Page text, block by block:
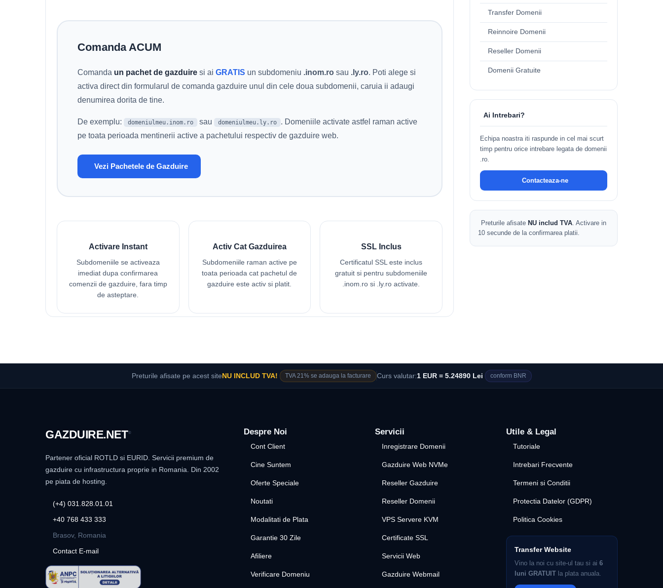
Comanda ACUM
Comanda un pachet de gazduiresi ai GRATIS un subdomeniu .inom.rosau .ly.ro. Poti alege si
activa direct din formularul de comanda gazduire unul din cele doua subdomenii, caruia ii adaugi
denumirea dorita de tine.
De exemplu: domeniulmeu.inom.ro sau domeniulmeu.ly.ro
. Domeniile activate astfel raman active
pe toata perioada mentinerii active a pachetului respectiv de gazduire web.
Vezi Pachetele de Gazduire
Activare Instant
Subdomeniile se activeaza
imediat dupa confirmarea
comenzii de gazduire, fara timp
de asteptare.
Activ Cat Gazduirea
Subdomeniile raman active pe
toata perioada cat pachetul de
gazduire este activ si platit.
SSL Inclus
Certificatul SSL este inclus
gratuit si pentru subdomeniile
.inom.ro si .ly.ro activate.
Transfer Domenii
Reinnoire Domenii
Reseller Domenii
Domenii Gratuite
Ai Intrebari?
Echipa noastra iti raspunde in cel mai scurt
timp pentru orice intrebare legata de domenii
.ro.
Contacteaza-ne
Preturile afisate NU includ TVA . Activare in
10 secunde de la confirmarea platii.
Preturile afisate pe acest siteNU INCLUD TVA! TVA 21% se adauga la facturare Curs valutar:1 EUR = 5.24890 Lei conform BNR
GAZDUIRE.NET®
Partener oficial ROTLD si EURID. Servicii premium de
gazduire cu infrastructura proprie in Romania. Din 2002
pe piata de hosting.
(+4) 031.828.01.01
+40 768 433 333
Brasov, Romania
Contact E-mail
Despre Noi
Cont Client
Cine Suntem
Oferte Speciale
Noutati
Modalitati de Plata
Garantie 30 Zile
Afiliere
Verificare Domeniu
Servicii
Inregistrare Domenii
Gazduire Web NVMe
Reseller Gazduire
Reseller Domenii
VPS Servere KVM
Certificate SSL
Servicii Web
Gazduire Webmail
Utile & Legal
Tutoriale
Intrebari Frecvente
Termeni si Conditii
Protectia Datelor (GDPR)
Politica Cookies
Transfer Website
Vino la noi cu site-ul tau si ai 6
luni GRATUITla plata anuala.